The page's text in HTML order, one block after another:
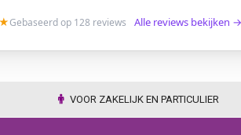
★Gebaseerd op 128 reviews Alle reviews bekijken →
VOOR ZAKELIJK EN PARTICULIER